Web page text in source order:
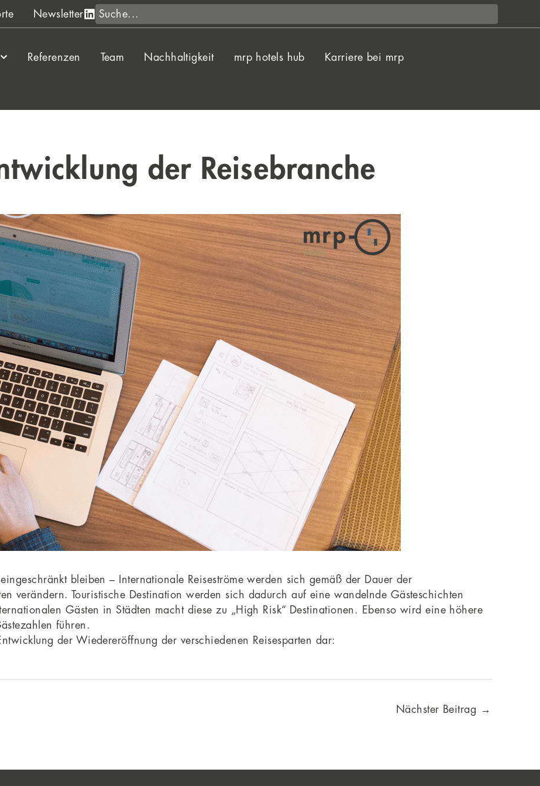
Newsletter Suche
Referenzen Team Nachhaltigkeit mrp hotels hub Karriere bei mrp
der Reisebranche
bleiben – Internationale Reiseströme werden sich gemäß der Dauer der
verändern. Touristische Destination werden sich dadurch auf eine wandelnde Gästeschichten
Gästen in Städten macht diese zu „High Risk“ Destinationen. Ebenso wird eine höhere
führen.
der Wiedereröffnung der verschiedenen Reisesparten dar:
Nächster Beitrag →